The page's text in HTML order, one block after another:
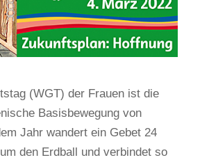
(WGT) der Frauen ist die
Basisbewegung von
Jahr wandert ein Gebet 24
den Erdball und verbindet so